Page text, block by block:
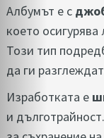
Албумът е с
което
Този тип
да ги
Изработката е
и